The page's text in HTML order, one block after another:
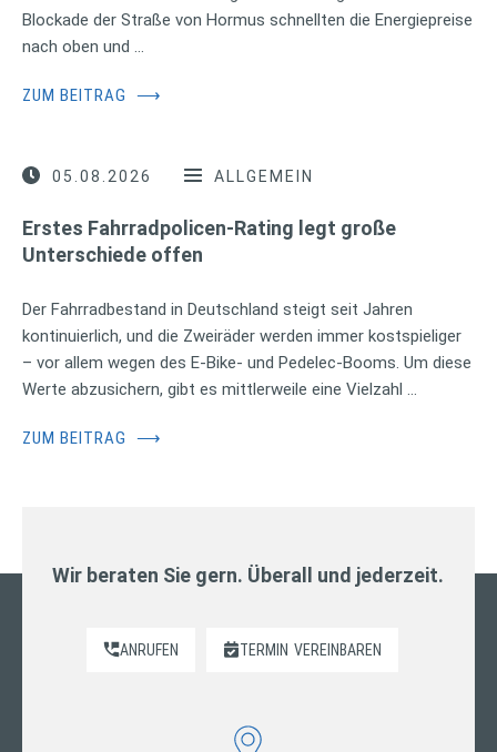
Blockade der Straße von Hormus schnellten die Energiepreise
nach oben und …
ZUM BEITRAG ⟶
05.08.2026 ALLGEMEIN
Erstes Fahrradpolicen-Rating legt große
Unterschiede offen
Der Fahrradbestand in Deutschland steigt seit Jahren
kontinuierlich, und die Zweiräder werden immer kostspieliger
– vor allem wegen des E-Bike- und Pedelec-Booms. Um diese
Werte abzusichern, gibt es mittlerweile eine Vielzahl …
ZUM BEITRAG ⟶
Wir beraten Sie gern. Überall und jederzeit.
ANRUFEN TERMIN VEREINBAREN